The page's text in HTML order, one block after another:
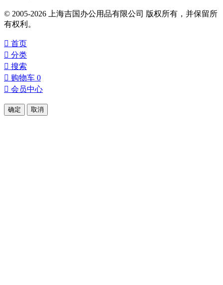
© 2005-2026 上海吉国办公用品有限公司 版权所有，并保留所
有权利。
 首页
 分类
 搜索
 购物车 0
 会员中心
确定 取消